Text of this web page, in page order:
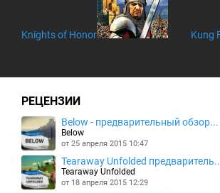
Knights of Honor Kung
РЕЦЕНЗИИ
Below - предварительный обзор...
Below
от 25 апреля 2015 10:47
Tearaway Unfolded
Tearaway Unfolded
от 18 апреля 2015 12:29